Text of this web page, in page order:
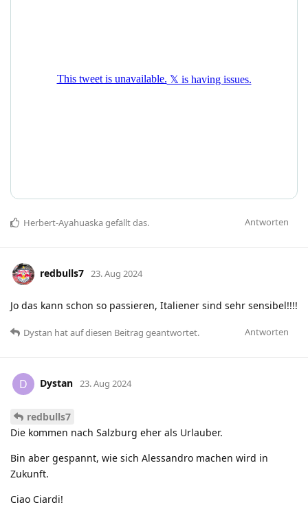
Antworten
Herbert-Ayahuaskagefällt das.
redbulls7 23. Aug 2024
Jo das kann schon so passieren, Italiener sind sehr sensibel!!!!
Antworten
Dystan hatauf diesen Beitrag geantwortet.
D Dystan 23. Aug 2024
redbulls7
Die kommen nach Salzburg eher als Urlauber.
Bin aber gespannt, wie sich Alessandro machen wird in
Zukunft.
Ciao Ciardi!